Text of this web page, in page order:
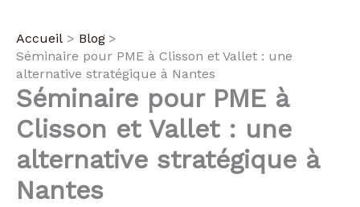
Accueil
Blog
Séminaire pour PME à Clisson et Vallet : une
alternative stratégique à Nantes
Séminaire pour PME à
Clisson et Vallet : une
alternative stratégique à
Nantes